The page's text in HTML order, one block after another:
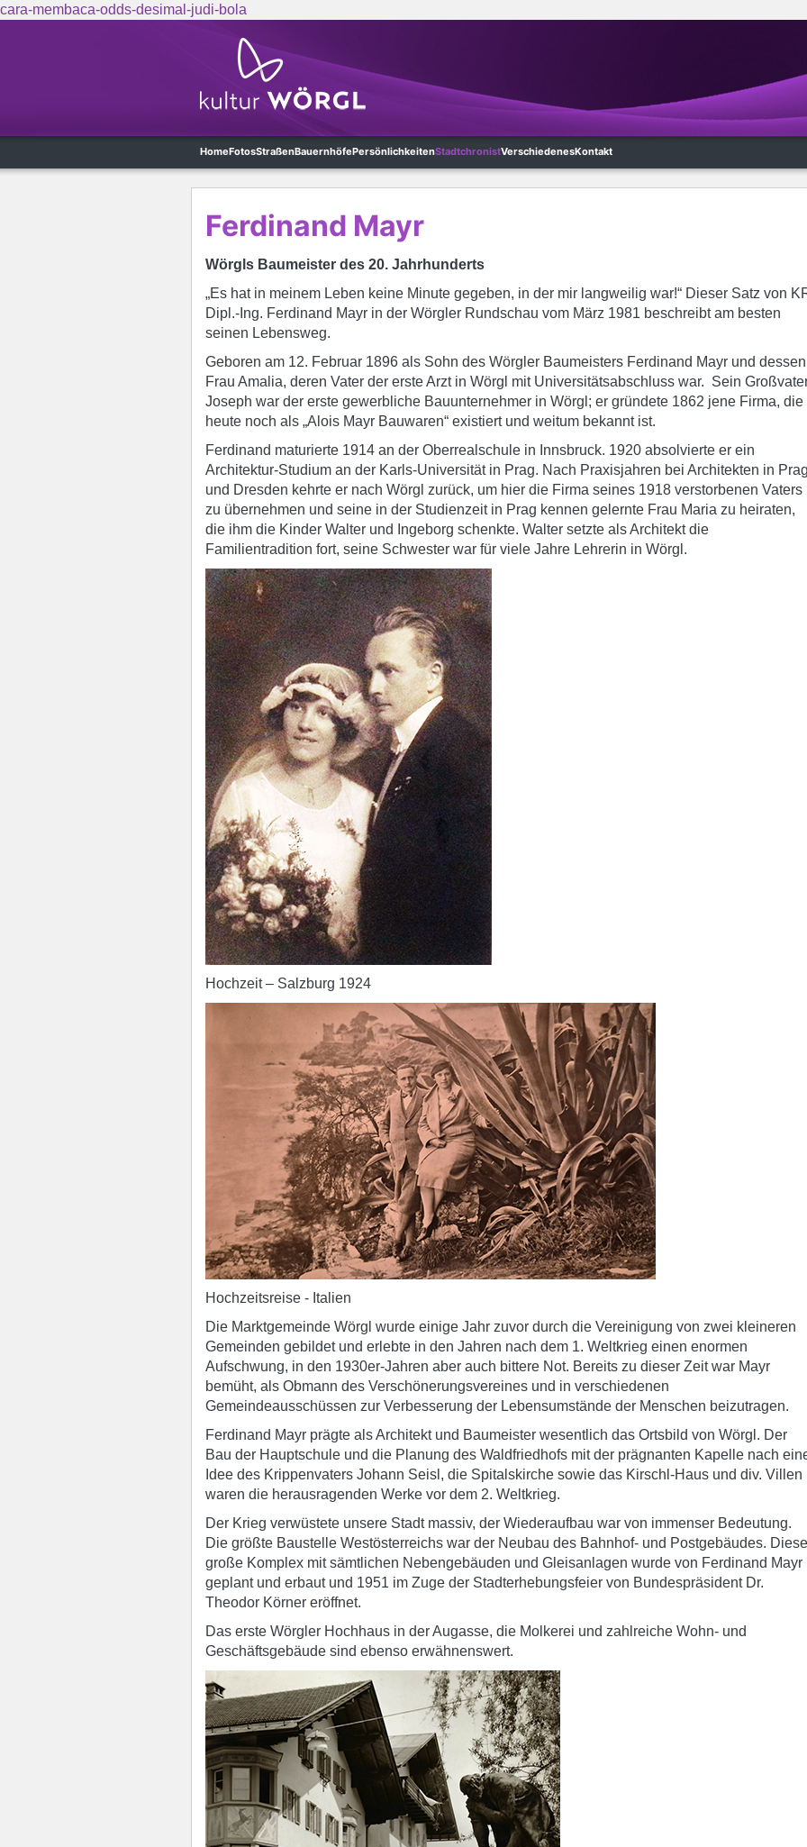
cara-membaca-odds-desimal-judi-bola
HomeFotosStraßenBauernhöfePersönlichkeitenStadtchronistVerschiedenesKontakt
Ferdinand Mayr
Wörgls Baumeister des 20. Jahrhunderts
„Es hat in meinem Leben keine Minute gegeben, in der mir langweilig war!“ Dieser Satz von
Dipl.-Ing. Ferdinand Mayr in der Wörgler Rundschau vom März 1981 beschreibt am besten
seinen Lebensweg.
Geboren am 12. Februar 1896 als Sohn des Wörgler Baumeisters Ferdinand Mayr und dessen
Frau Amalia, deren Vater der erste Arzt in Wörgl mit Universitätsabschluss war. Sein
Joseph war der erste gewerbliche Bauunternehmer in Wörgl; er gründete 1862 jene Firma, die
heute noch als „Alois Mayr Bauwaren“ existiert und weitum bekannt ist.
Ferdinand maturierte 1914 an der Oberrealschule in Innsbruck. 1920 absolvierte er ein
Architektur-Studium an der Karls-Universität in Prag. Nach Praxisjahren bei Architekten in
und Dresden kehrte er nach Wörgl zurück, um hier die Firma seines 1918 verstorbenen Vaters
zu übernehmen und seine in der Studienzeit in Prag kennen gelernte Frau Maria zu heiraten,
die ihm die Kinder Walter und Ingeborg schenkte. Walter setzte als Architekt die
Familientradition fort, seine Schwester war für viele Jahre Lehrerin in Wörgl.
Hochzeit – Salzburg 1924
Hochzeitsreise - Italien
Die Marktgemeinde Wörgl wurde einige Jahr zuvor durch die Vereinigung von zwei kleineren
Gemeinden gebildet und erlebte in den Jahren nach dem 1. Weltkrieg einen enormen
Aufschwung, in den 1930er-Jahren aber auch bittere Not. Bereits zu dieser Zeit war Mayr
bemüht, als Obmann des Verschönerungsvereines und in verschiedenen
Gemeindeausschüssen zur Verbesserung der Lebensumstände der Menschen beizutragen.
Ferdinand Mayr prägte als Architekt und Baumeister wesentlich das Ortsbild von Wörgl. Der
Bau der Hauptschule und die Planung des Waldfriedhofs mit der prägnanten Kapelle nach
Idee des Krippenvaters Johann Seisl, die Spitalskirche sowie das Kirschl-Haus und div. Villen
waren die herausragenden Werke vor dem 2. Weltkrieg.
Der Krieg verwüstete unsere Stadt massiv, der Wiederaufbau war von immenser Bedeutung.
Die größte Baustelle Westösterreichs war der Neubau des Bahnhof- und Postgebäudes.
große Komplex mit sämtlichen Nebengebäuden und Gleisanlagen wurde von Ferdinand Mayr
geplant und erbaut und 1951 im Zuge der Stadterhebungsfeier von Bundespräsident Dr.
Theodor Körner eröffnet.
Das erste Wörgler Hochhaus in der Augasse, die Molkerei und zahlreiche Wohn- und
Geschäftsgebäude sind ebenso erwähnenswert.